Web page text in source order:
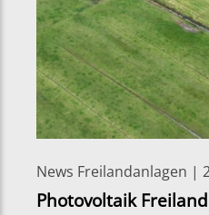
News Freilandanlagen |
Photovoltaik